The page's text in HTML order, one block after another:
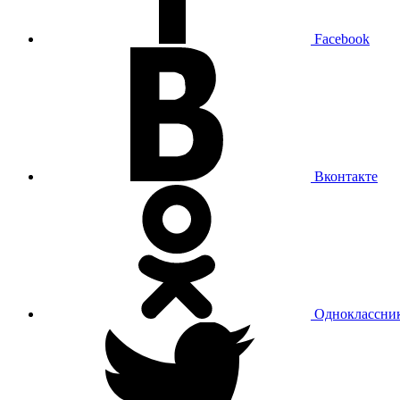
Facebook
Вконтакте